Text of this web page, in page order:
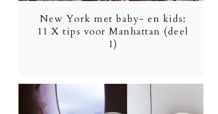
New York met baby- en kids:
11 X tips voor Manhattan (deel
1)